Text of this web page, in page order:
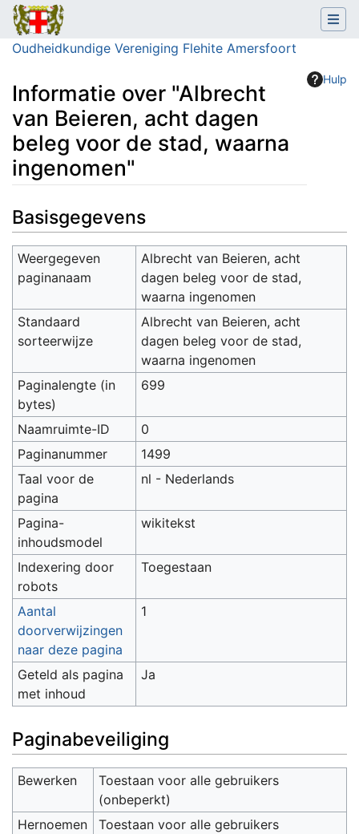
Oudheidkundige Vereniging Flehite Amersfoort
Hulp
Informatie over "Albrecht
van Beieren, acht dagen
beleg voor de stad, waarna
ingenomen"
Ga naar:
Basisgegevens
Weergegeven
paginanaam
Albrecht van Beieren, acht
dagen beleg voor de stad,
waarna ingenomen
Standaard
sorteerwijze
Albrecht van Beieren, acht
dagen beleg voor de stad,
waarna ingenomen
Paginalengte (in
bytes)
699
Naamruimte-ID
0
Paginanummer
1499
Taal voor de
pagina
nl - Nederlands
Pagina-
inhoudsmodel
wikitekst
Indexering door
robots
Toegestaan
Aantal
doorverwijzingen
naar deze pagina
1
Geteld als pagina
met inhoud
Ja
Paginabeveiliging
Bewerken
Toestaan voor alle gebruikers
(onbeperkt)
Hernoemen
Toestaan voor alle gebruikers